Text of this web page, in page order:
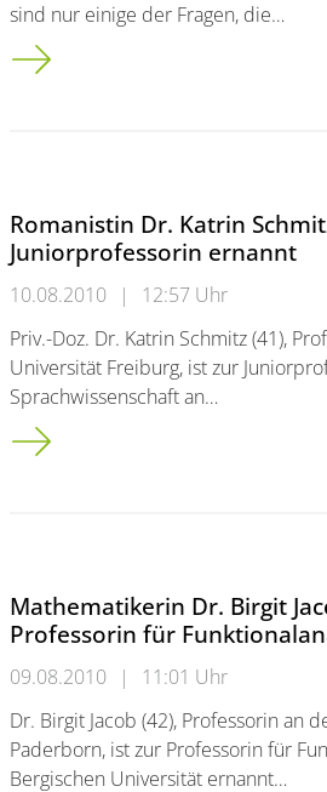
sind nur einige der Fragen, die…
Forschung erleben am 4. September
Romanistin Dr. Katrin
Juniorprofessorin ernannt
10.08.2010 |
12:57 Uhr
Priv.-Doz. Dr. Katrin Schmitz (41),
Universität Freiburg, ist zur
Sprachwissenschaft an…
Romanistin Dr. Katrin Schmitz zur
Mathematikerin Dr. Birgit
Professorin für
09.08.2010 |
11:01 Uhr
Dr. Birgit Jacob (42), Professorin an
Paderborn, ist zur Professorin für
Bergischen Universität ernannt…